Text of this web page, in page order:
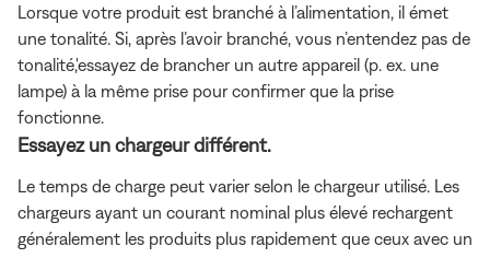
Lorsque votre produit est branché à l’alimentation, il émet
une tonalité. Si, après l’avoir branché, vous n’entendez pas de
tonalité,'essayez de brancher un autre appareil (p. ex. une
lampe) à la même prise pour confirmer que la prise
fonctionne.
Essayez un chargeur différent.
Le temps de charge peut varier selon le chargeur utilisé. Les
chargeurs ayant un courant nominal plus élevé rechargent
généralement les produits plus rapidement que ceux avec un